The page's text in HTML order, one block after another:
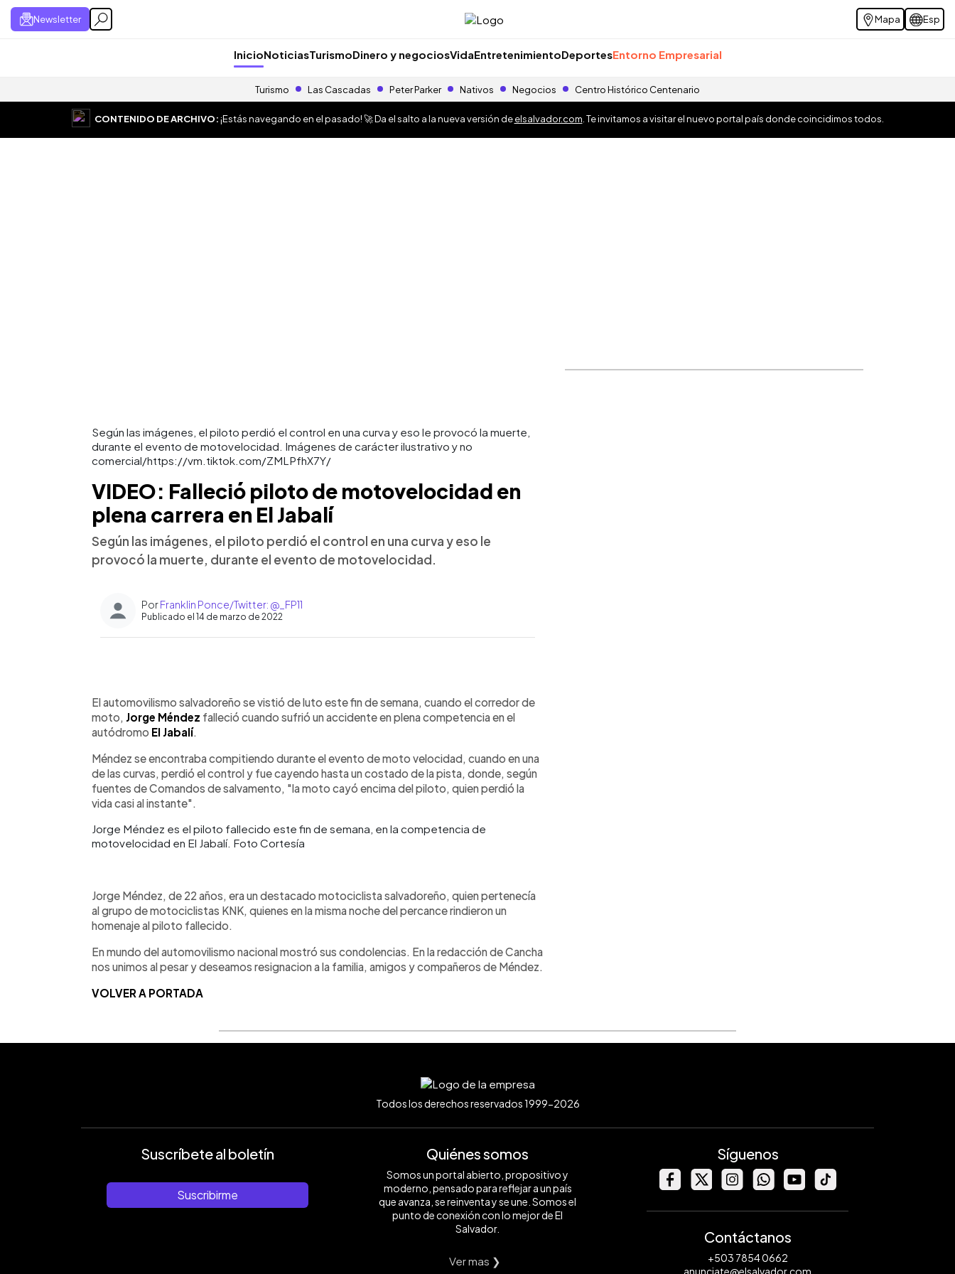
Newsletter Mapa Esp
InicioNoticiasTurismoDinero y negociosVidaEntretenimientoDeportesEntorno Empresarial
Turismo Las Cascadas Peter Parker Nativos Negocios Centro Histórico Centenario
CONTENIDO DE ARCHIVO:¡Estás navegando en el pasado! 🚀 Da el salto a la nueva versión deelsalvador.com . Te invitamos a visitar el nuevo portal país donde coincidimos todos.
Según las imágenes, el piloto perdió el control en una curva y eso le provocó la muerte,
durante el evento de motovelocidad. Imágenes de carácter ilustrativo y no
comercial/https://vm.tiktok.com/ZMLPfhX7Y/
VIDEO: Falleció piloto de motovelocidad en
plena carrera en El Jabalí
Según las imágenes, el piloto perdió el control en una curva y eso le
provocó la muerte, durante el evento de motovelocidad.
PorFranklin Ponce/Twitter: @_FP11
Publicado el 14 de marzo de 2022
Escuchar artículo
El automovilismo salvadoreño se vistió de luto este fin de semana, cuando el corredor de
moto, Jorge Méndez falleció cuando sufrió un accidente en plena competencia en el
autódromo El Jabalí.
Méndez se encontraba compitiendo durante el evento de moto velocidad, cuando en una
de las curvas, perdió el control y fue cayendo hasta un costado de la pista, donde, según
fuentes de Comandos de salvamento, "la moto cayó encima del piloto, quien perdió la
vida casi al instante".
Jorge Méndez es el piloto fallecido este fin de semana, en la competencia de
motovelocidad en El Jabalí. Foto Cortesía
Jorge Méndez, de 22 años, era un destacado motociclista salvadoreño, quien pertenecía
al grupo de motociclistas KNK, quienes en la misma noche del percance rindieron un
homenaje al piloto fallecido.
En mundo del automovilismo nacional mostró sus condolencias. En la redacción de Cancha
nos unimos al pesar y deseamos resignacion a la familia, amigos y compañeros de Méndez.
VOLVER A PORTADA
Todos los derechos reservados 1999-2026
Suscríbete al boletín
Suscribirme
Quiénes somos
Somos un portal abierto, propositivo y
moderno, pensado para reflejar a un país
que avanza, se reinventa y se une. Somos el
punto de conexión con lo mejor de El
Salvador.
Ver mas ❯
Síguenos
Contáctanos
+503 7854 0662
anunciate@elsalvador.com